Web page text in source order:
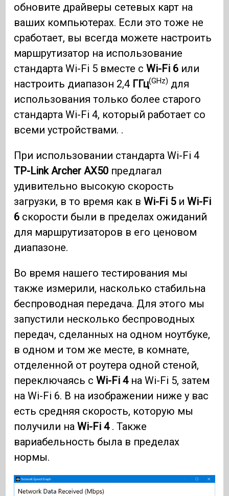
обновите драйверы сетевых карт на
ваших компьютерах. Если это тоже не
сработает, вы всегда можете настроить
маршрутизатор на использование
стандарта Wi-Fi 5 вместе сWi-Fi 6 или
настроить диапазон 2,4 ГГц(GHz) для
использования только более старого
стандарта Wi-Fi 4, который работает со
всеми устройствами. .
При использовании стандарта Wi-Fi 4
TP-Link Archer AX50 предлагал
удивительно высокую скорость
загрузки, в то время как вWi-Fi 5иWi-Fi
6 скорости были в пределах ожиданий
для маршрутизаторов в его ценовом
диапазоне.
Во время нашего тестирования мы
также измерили, насколько стабильна
беспроводная передача. Для этого мы
запустили несколько беспроводных
передач, сделанных на одном ноутбуке,
в одном и том же месте, в комнате,
отделенной от роутера одной стеной,
переключаясь сWi-Fi 4на Wi-Fi 5, затем
на Wi-Fi 6. В на изображении ниже у вас
есть средняя скорость, которую мы
получили наWi-Fi 4. Также
вариабельность была в пределах
нормы.